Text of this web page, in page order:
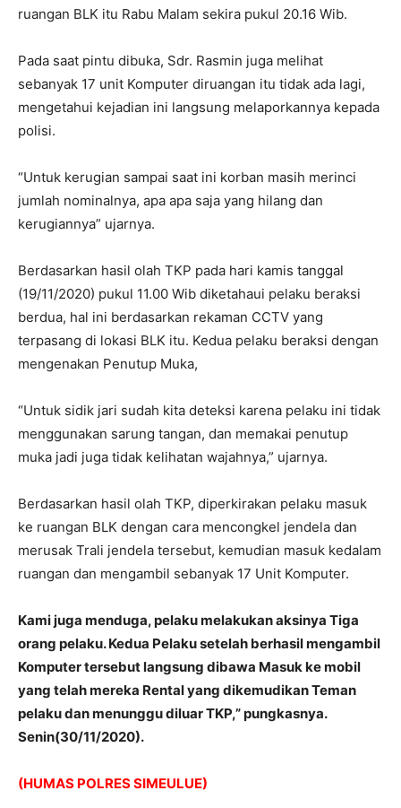
ruangan BLK itu Rabu Malam sekira pukul 20.16 Wib.
Pada saat pintu dibuka, Sdr. Rasmin juga melihat
sebanyak 17 unit Komputer diruangan itu tidak ada lagi,
mengetahui kejadian ini langsung melaporkannya kepada
polisi.
“Untuk kerugian sampai saat ini korban masih merinci
jumlah nominalnya, apa apa saja yang hilang dan
kerugiannya” ujarnya.
Berdasarkan hasil olah TKP pada hari kamis tanggal
(19/11/2020) pukul 11.00 Wib diketahaui pelaku beraksi
berdua, hal ini berdasarkan rekaman CCTV yang
terpasang di lokasi BLK itu. Kedua pelaku beraksi dengan
mengenakan Penutup Muka,
“Untuk sidik jari sudah kita deteksi karena pelaku ini tidak
menggunakan sarung tangan, dan memakai penutup
muka jadi juga tidak kelihatan wajahnya,” ujarnya.
Berdasarkan hasil olah TKP, diperkirakan pelaku masuk
ke ruangan BLK dengan cara mencongkel jendela dan
merusak Trali jendela tersebut, kemudian masuk kedalam
ruangan dan mengambil sebanyak 17 Unit Komputer.
Kami juga menduga, pelaku melakukan aksinya Tiga
orang pelaku. Kedua Pelaku setelah berhasil mengambil
Komputer tersebut langsung dibawa Masuk ke mobil
yang telah mereka Rental yang dikemudikan Teman
pelaku dan menunggu diluar TKP,” pungkasnya.
Senin(30/11/2020).
(HUMAS POLRES SIMEULUE)